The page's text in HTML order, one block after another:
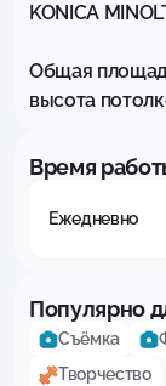
KONICA
Общая
высота
Время
Ежедневно
Популярно
Съёмка
Творчество